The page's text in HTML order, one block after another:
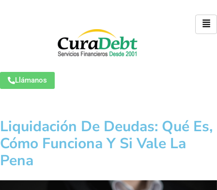
Llámanos
Liquidación De Deudas: Qué Es,
Cómo Funciona Y Si Vale La
Pena